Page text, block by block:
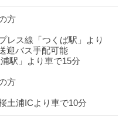
方
レス線「つくば駅」より
迎バス手配可能
駅」より車で15分
方
土浦ICより車で10分